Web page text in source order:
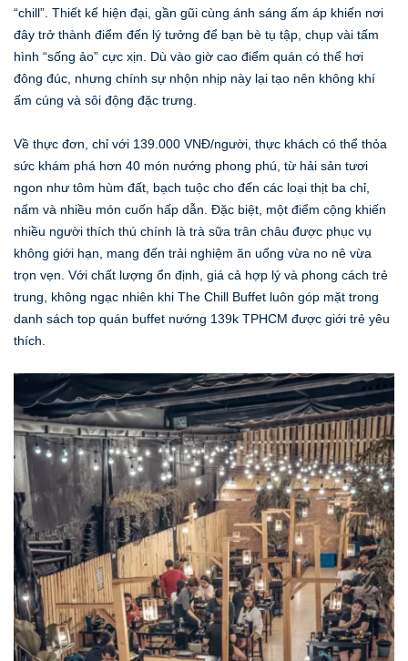
“chill”. Thiết kế hiện đại, gần gũi cùng ánh sáng ấm áp khiến nơi
đây trở thành điểm đến lý tưởng để bạn bè tụ tập, chụp vài tấm
hình “sống ảo” cực xịn. Dù vào giờ cao điểm quán có thể hơi
đông đúc, nhưng chính sự nhộn nhịp này lại tạo nên không khí
ấm cúng và sôi động đặc trưng.
Về thực đơn, chỉ với 139.000 VNĐ/người, thực khách có thể thỏa
sức khám phá hơn 40 món nướng phong phú, từ hải sản tươi
ngon như tôm hùm đất, bạch tuộc cho đến các loại thịt ba chỉ,
nấm và nhiều món cuốn hấp dẫn. Đặc biệt, một điểm cộng khiến
nhiều người thích thú chính là trà sữa trân châu được phục vụ
không giới hạn, mang đến trải nghiệm ăn uống vừa no nê vừa
trọn vẹn. Với chất lượng ổn định, giá cả hợp lý và phong cách trẻ
trung, không ngạc nhiên khi The Chill Buffet luôn góp mặt trong
danh sách top quán buffet nướng 139k TPHCM được giới trẻ yêu
thích.